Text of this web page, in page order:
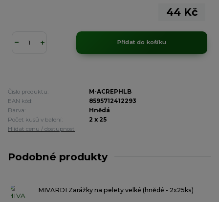
44 Kč
Přidat do košíku
Číslo produktu:
M-ACREPHLB
EAN kód:
8595712412293
Barva:
Hnědá
Počet kusů v balení:
2 x 25
Hlídat cenu / dostupnost
Podobné produkty
MIVARDI Zarážky na pelety velké (hnědé - 2x25ks)